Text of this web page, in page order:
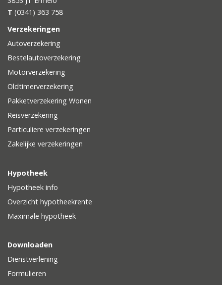
T (0341) 363 758
Verzekeringen
Autoverzekering
Bestelautoverzekering
Motorverzekering
Oldtimerverzekering
Pakketverzekering Wonen
Reisverzekering
Particuliere verzekeringen
Zakelijke verzekeringen
Hypotheek
Hypotheek info
Overzicht hypotheekrente
Maximale hypotheek
Downloaden
Dienstverlening
Formulieren